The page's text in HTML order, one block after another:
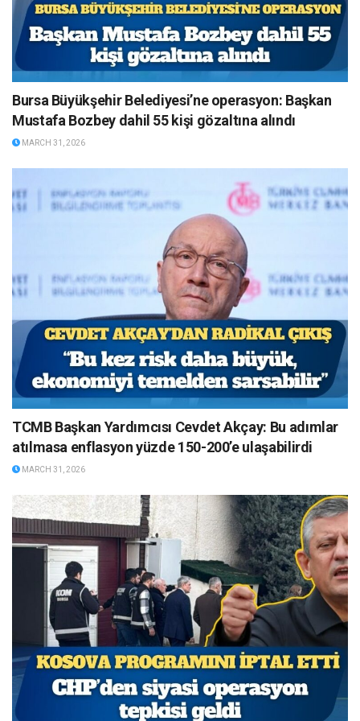
Bursa Büyükşehir Belediyesi’ne operasyon: Başkan
Mustafa Bozbey dahil 55 kişi gözaltına alındı
MARCH 31, 2026
TCMB Başkan Yardımcısı Cevdet Akçay: Bu adımlar
atılmasa enflasyon yüzde 150-200’e ulaşabilirdi
MARCH 31, 2026